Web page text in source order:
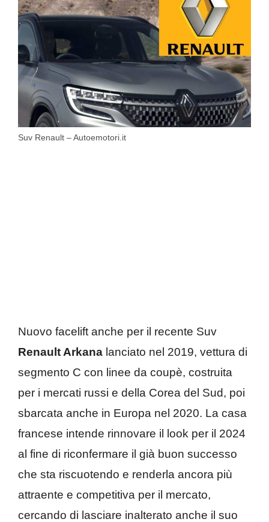
Suv Renault – Autoemotori.it
Nuovo facelift anche per il recente Suv
Renault Arkana lanciato nel 2019, vettura di
segmento C con linee da coupè, costruita
per i mercati russi e della Corea del Sud, poi
sbarcata anche in Europa nel 2020. La casa
francese intende rinnovare il look per il 2024
al fine di riconfermare il già buon successo
che sta riscuotendo e renderla ancora più
attraente e competitiva per il mercato,
cercando di lasciare inalterato anche il suo